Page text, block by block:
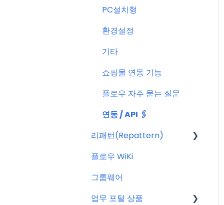
PC설치형
환경설정
기타
쇼핑몰 연동 기능
플로우 자주 묻는 질문
연동 / API 🖇️
리패턴(Repattern)
리패턴(Repattern) (NE
플로우 WiKi
그룹웨어
업무 포털 상품